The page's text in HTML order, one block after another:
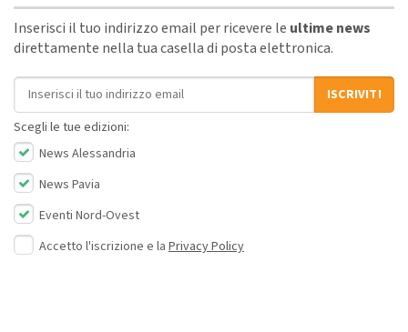
Inserisci il tuo indirizzo email per ricevere le ultime news
direttamente nella tua casella di posta elettronica.
Indirizzo email
ISCRIVITI
Scegli le tue edizioni:
News Alessandria
News Pavia
Eventi Nord-Ovest
Accetto l'iscrizione e la Privacy Policy